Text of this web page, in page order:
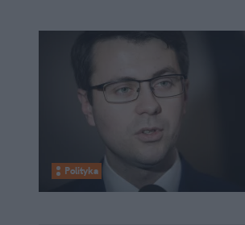
Polityka